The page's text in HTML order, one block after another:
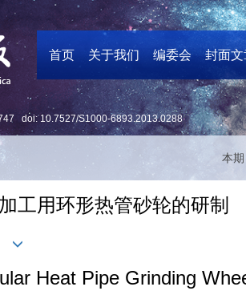
首页 关于我们 编委会 封面
doi:10.7527/S1000-6893.2013.0288
本
工用环形热管砂轮的研制
Heat Pipe Grinding